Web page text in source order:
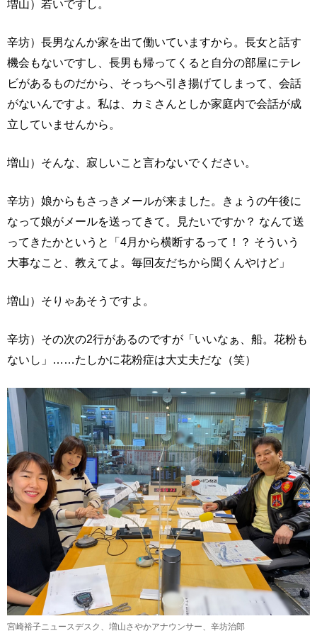
増山）若いですし。
辛坊）長男なんか家を出て働いていますから。長女と話す
機会もないですし、長男も帰ってくると自分の部屋にテレ
ビがあるものだから、そっちへ引き揚げてしまって、会話
がないんですよ。私は、カミさんとしか家庭内で会話が成
立していませんから。
増山）そんな、寂しいこと言わないでください。
辛坊）娘からもさっきメールが来ました。きょうの午後に
なって娘がメールを送ってきて。見たいですか？ なんて送
ってきたかというと「4月から横断するって！？ そういう
大事なこと、教えてよ。毎回友だちから聞くんやけど」
増山）そりゃあそうですよ。
辛坊）その次の2行があるのですが「いいなぁ、船。花粉も
ないし」……たしかに花粉症は大丈夫だな（笑）
宮崎裕子ニュースデスク、増山さやかアナウンサー、辛坊治郎